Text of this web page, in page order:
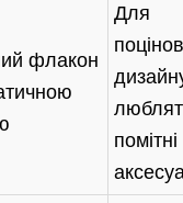
флакон
Для
помітні